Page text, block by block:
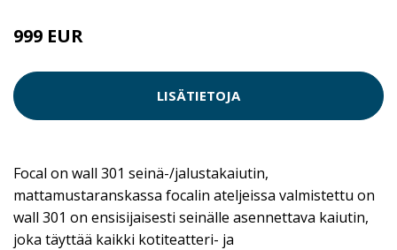
999 EUR
LISÄTIETOJA
Focal on wall 301 seinä-/jalustakaiutin,
mattamustaranskassa focalin ateljeissa valmistettu on
wall 301 on ensisijaisesti seinälle asennettava kaiutin,
joka täyttää kaikki kotiteatteri- ja